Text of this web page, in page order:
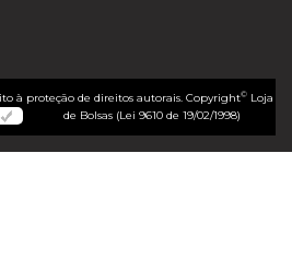
à proteção de direitos autorais. Copyright©Loja
de Bolsas (Lei 9610 de 19/02/1998)